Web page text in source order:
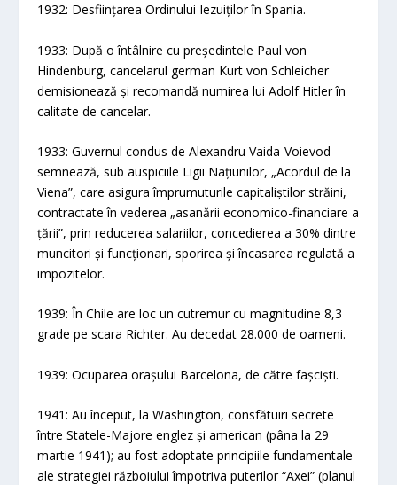
1932: Desființarea Ordinului Iezuiților în Spania.
1933: După o întâlnire cu președintele Paul von
Hindenburg, cancelarul german Kurt von Schleicher
demisionează și recomandă numirea lui Adolf Hitler în
calitate de cancelar.
1933: Guvernul condus de Alexandru Vaida-Voievod
semnează, sub auspiciile Ligii Națiunilor, „Acordul de la
Viena”, care asigura împrumuturile capitaliștilor străini,
contractate în vederea „asanării economico-financiare a
țării”, prin reducerea salariilor, concedierea a 30% dintre
muncitori și funcționari, sporirea și încasarea regulată a
impozitelor.
1939: În Chile are loc un cutremur cu magnitudine 8,3
grade pe scara Richter. Au decedat 28.000 de oameni.
1939: Ocuparea orașului Barcelona, de către fașciști.
1941: Au început, la Washington, consfătuiri secrete
între Statele-Majore englez și american (pâna la 29
martie 1941); au fost adoptate principiile fundamentale
ale strategiei războiului împotriva puterilor “Axei” (planul